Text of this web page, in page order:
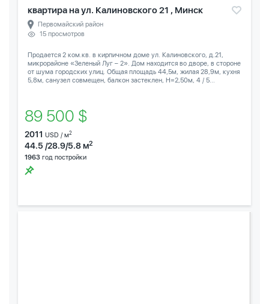
квартира на ул. Калиновского 21 , Минск
Первомайский район
15 просмотров
Продается 2 ком.кв. в кирпичном доме ул. Калиновского, д.21,
микрорайоне «Зеленый Луг – 2». Дом находится во дворе, в стороне
от шума городских улиц. Общая площадь 44,5м, жилая 28,9м, кухня
5,8м, санузел совмещен, балкон застеклен, Н=2,50м, 4 / 5...
89 500 $
2011 USD / м2
44.5 /28.9/5.8 м2
1963 год постройки